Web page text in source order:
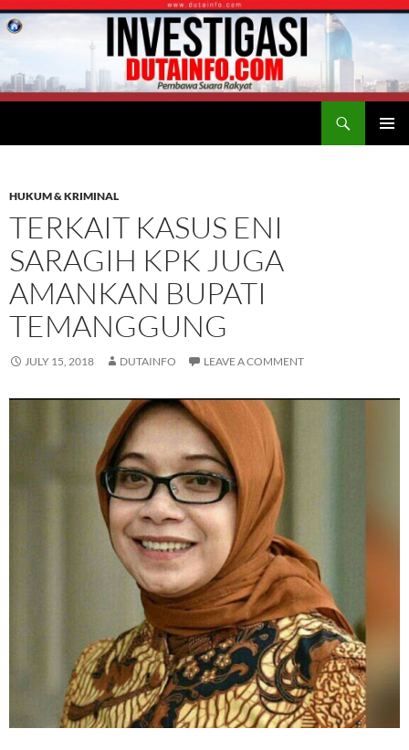
HUKUM & KRIMINAL
TERKAIT KASUS ENI
SARAGIH KPK JUGA
AMANKAN BUPATI
TEMANGGUNG
JULY 15, 2018 DUTAINFO LEAVE A COMMENT